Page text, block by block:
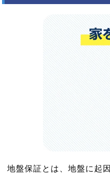
地盤保証とは、地盤に起